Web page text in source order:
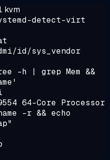
kvm
detect-virt
id/sys_vendor
-h | grep Mem &&
64-Core Processor
-r && echo